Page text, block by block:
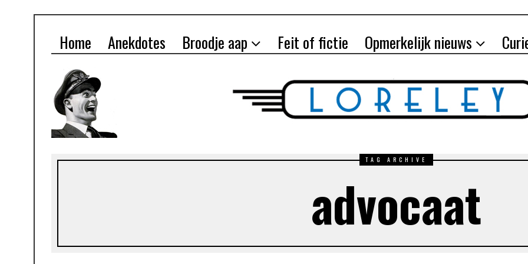
Home Anekdotes Broodje aap Feit of fictie Opmerkelijk nieuws
TAG ARCHIVE
advocaat